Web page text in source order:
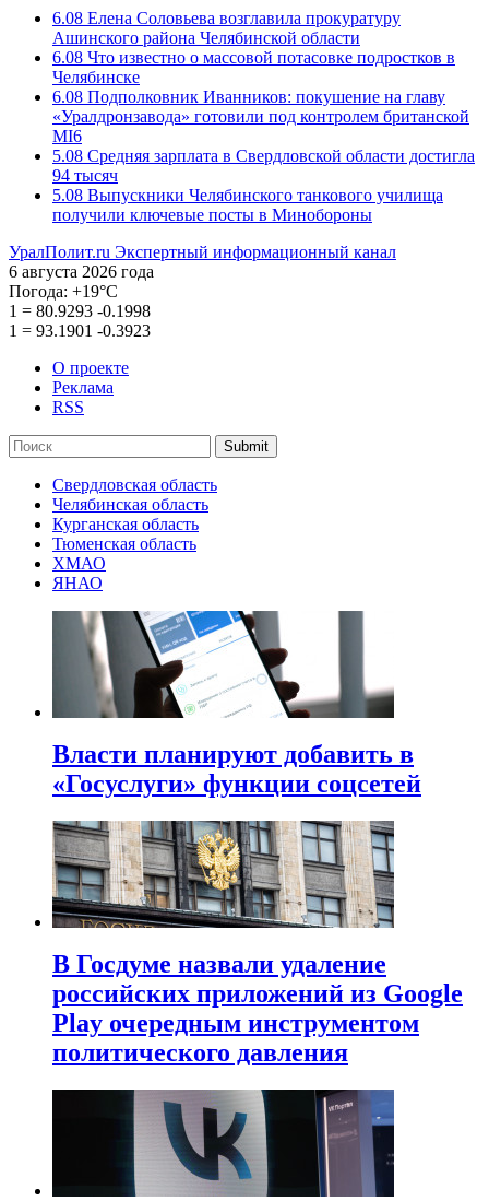
6.08 Елена Соловьева возглавила прокуратуру
Ашинского района Челябинской области
6.08 Что известно о массовой потасовке подростков в
Челябинске
6.08 Подполковник Иванников: покушение на главу
«Уралдронзавода» готовили под контролем британской
MI6
5.08 Средняя зарплата в Свердловской области достигла
94 тысяч
5.08 Выпускники Челябинского танкового училища
получили ключевые посты в Минобороны
УралПолит.ru Экспертный информационный канал
6 августа 2026 года
Погода: +19°С
1 = 80.9293 -0.1998
1 = 93.1901 -0.3923
О проекте
Реклама
RSS
Submit
Свердловская область
Челябинская область
Курганская область
Тюменская область
ХМАО
ЯНАО
Власти планируют добавить в
«Госуслуги» функции соцсетей
В Госдуме назвали удаление
российских приложений из Google
Play очередным инструментом
политического давления